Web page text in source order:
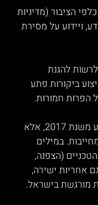
הציבור (מדיניות
ויידוע על מסירת
להגנת
ביקורות פתע
הפרות חמורות.
התיקון אינו מבטל את תקנות אבטחת המידע משנת 2017, אלא
במילים
(הצפנה,
אחריות ישירה,
מורגשת בישראל.